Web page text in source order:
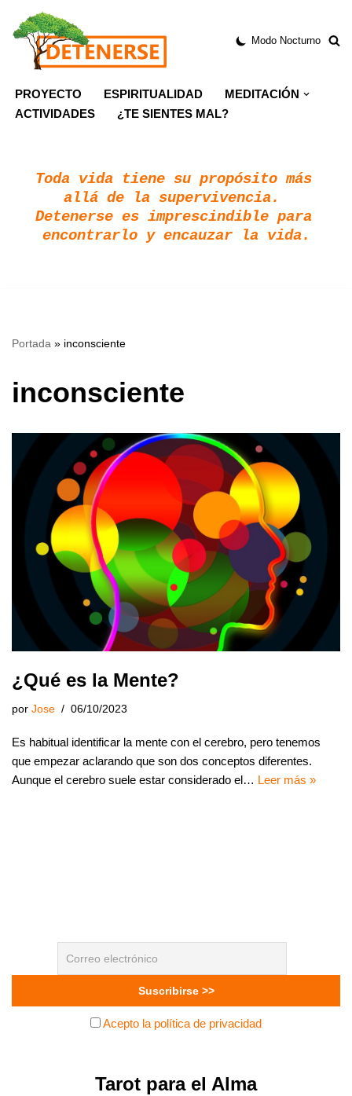
Saltar
Modo Nocturno
PROYECTO ESPIRITUALIDAD
MEDITACIÓN
ACTIVIDADES
¿TE SIENTES MAL?
Toda vida tiene su propósito más
allá de la supervivencia.
Detenerse es imprescindible para
encontrarlo y encauzar la vida.
Portada » inconsciente
inconsciente
¿Qué es la Mente?
por Jose 06/10/2023
Es habitual identificar la mente con el cerebro, pero tenemos
que empezar aclarando que son dos conceptos diferentes.
Aunque el cerebro suele estar considerado el… Leer más »
Acepto la política de privacidad
Tarot para el Alma